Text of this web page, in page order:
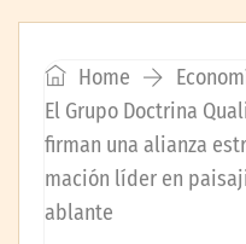
Home
El Grupo Doctrina
firman una alianza
mación líder en
ablante